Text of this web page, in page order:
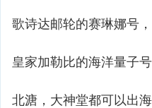
歌诗达邮轮的赛琳娜号
皇家加勒比的海洋量子
北溏，大神堂都可以出